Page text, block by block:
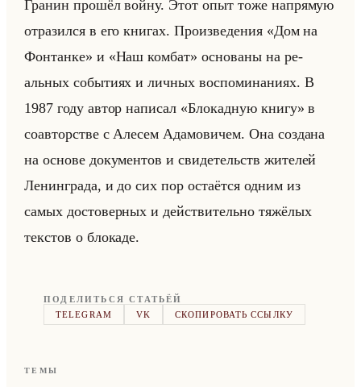
Гра­нин про­шёл войну. Этот опыт тоже на­пря­мую
от­ра­зил­ся в его кни­гах. Про­из­ве­де­ния «Дом на
Фонтанке» и «Наш комбат» ос­но­ва­ны на ре­
альных со­бы­ти­ях и лич­ных вос­по­ми­на­ни­ях. В
1987 году автор на­пи­сал «Блокадную книгу» в
со­ав­тор­стве с Але­сем Ада­мо­ви­чем. Она со­зда­на
на ос­но­ве до­ку­мен­тов и сви­де­тельств жи­те­лей
Ле­нин­гра­да, и до сих пор оста­ёт­ся одним из
самых до­сто­вер­ных и действи­тельно тя­жё­лых
тек­стов о бло­ка­де.
ПОДЕЛИТЬСЯ СТАТЬЁЙ
TELEGRAM
VK СКОПИРОВАТЬ ССЫЛКУ
ТЕМЫ